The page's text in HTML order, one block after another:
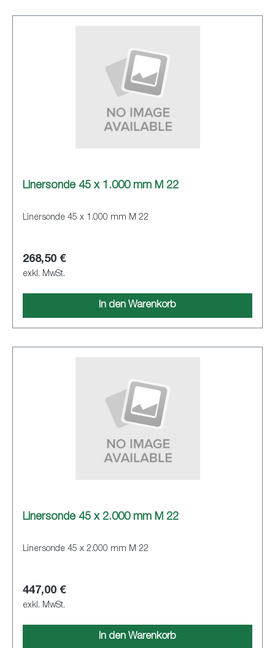
Linersonde 45 x 1.000 mm M 22
Linersonde 45 x 1.000 mm M 22
268,50 €
exkl. MwSt.
In den Warenkorb
Linersonde 45 x 2.000 mm M 22
Linersonde 45 x 2.000 mm M 22
447,00 €
exkl. MwSt.
In den Warenkorb